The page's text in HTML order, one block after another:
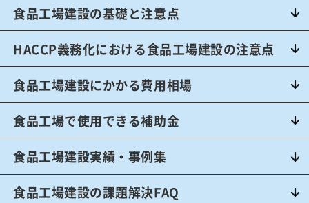
食品工場のHACCPに重要な空調設
備
HACCP対応工場の設計
食品工場建設の基礎と注意点
HACCP義務化における食品工場建設の注意点
食品工場建設にかかる費用相場
食品工場で使用できる補助金
食品工場建設実績・事例集
食品工場建設の課題解決FAQ